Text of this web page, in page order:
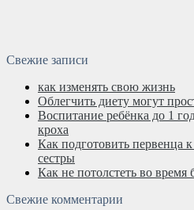
Свежие записи
как изменять свою жизнь
Облегчить диету могут
Воспитание ребёнка до 1
кроха
Как подготовить первенца
сестры
Как не потолстеть во время
Свежие комментарии